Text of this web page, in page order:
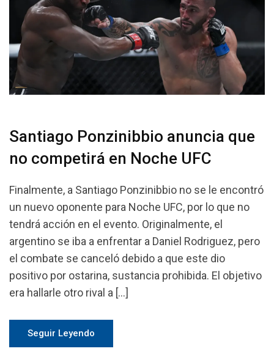
Santiago Ponzinibbio anuncia que
no competirá en Noche UFC
Finalmente, a Santiago Ponzinibbio no se le encontró
un nuevo oponente para Noche UFC, por lo que no
tendrá acción en el evento. Originalmente, el
argentino se iba a enfrentar a Daniel Rodriguez, pero
el combate se canceló debido a que este dio
positivo por ostarina, sustancia prohibida. El objetivo
era hallarle otro rival a […]
Seguir Leyendo